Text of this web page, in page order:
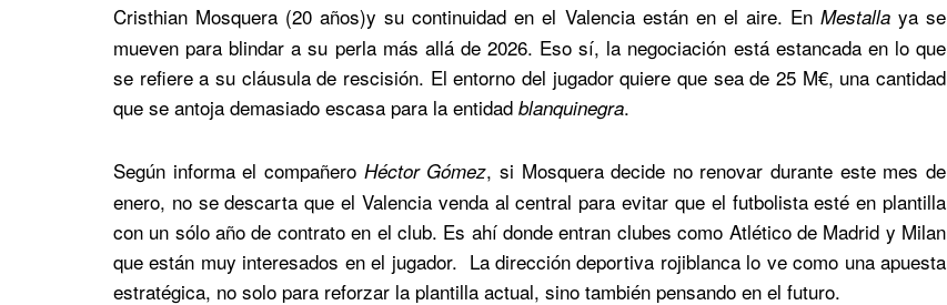
Cristhian Mosquera (20 años)y su continuidad en el Valencia están en el aire. En Mestallaya se
mueven para blindar a su perla más allá de 2026. Eso sí, la negociación está estancada en lo que
se refiere a su cláusula de rescisión. El entorno del jugador quiere que sea de 25 M€, una cantidad
que se antoja demasiado escasa para la entidad blanquinegra.
Según informa el compañero Héctor Gómez, si Mosquera decide no renovar durante este mes de
enero, no se descarta que el Valencia venda al central para evitar que el futbolista esté en plantilla
con un sólo año de contrato en el club. Es ahí donde entran clubes como Atlético de Madrid y Milan
que están muy interesados en el jugador. La dirección deportiva rojiblanca lo ve como una apuesta
estratégica, no solo para reforzar la plantilla actual, sino también pensando en el futuro.